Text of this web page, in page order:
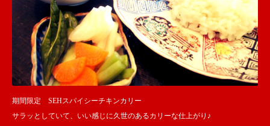
期間限定 SEHスパイシーチキンカリー
サラッとしていて、いい感じに久世のあるカリーな仕上がり♪